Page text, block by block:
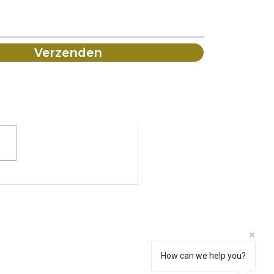
Verzenden
How can we help you?